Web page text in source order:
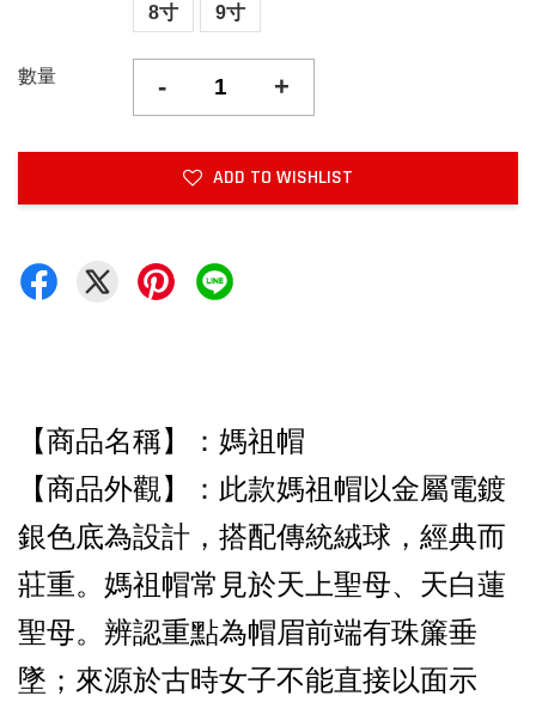
8寸 9寸
數量 - +
ADD TO WISHLIST
【商品名稱】：媽祖帽
【商品外觀】：此款媽祖帽以金屬電鍍
銀色底為設計，搭配傳統絨球，經典而
莊重。媽祖帽常見於天上聖母、天白蓮
聖母。辨認重點為帽眉前端有珠簾垂
墜；來源於古時女子不能直接以面示